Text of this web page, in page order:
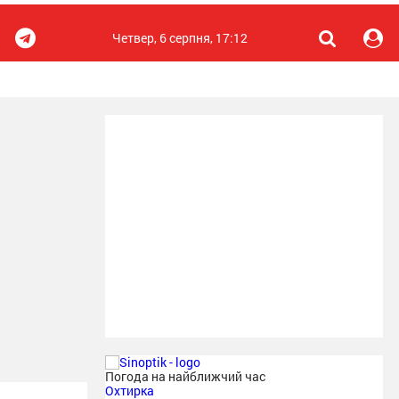
Четвер, 6 серпня, 17:12
Погода на найближчий час
Охтирка